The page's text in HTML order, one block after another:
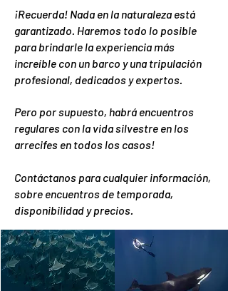
¡Recuerda! Nada en la naturaleza está
garantizado. Haremos todo lo posible
para brindarle la experiencia más
increíble con un barco y una tripulación
profesional, dedicados y expertos.
Pero por supuesto, habrá encuentros
regulares con la vida silvestre en los
arrecifes en todos los casos!
Contáctanos para cualquier información,
sobre encuentros de temporada,
disponibilidad y precios.